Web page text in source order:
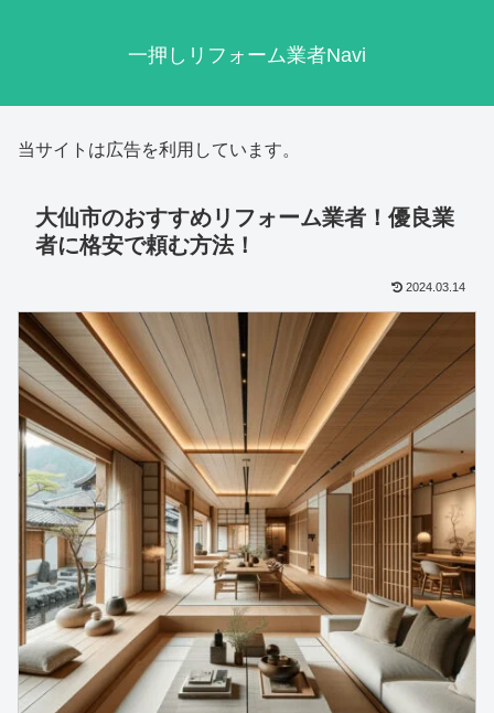
一押しリフォーム業者Navi
当サイトは広告を利用しています。
大仙市のおすすめリフォーム業者！優良業
者に格安で頼む方法！
2024.03.14